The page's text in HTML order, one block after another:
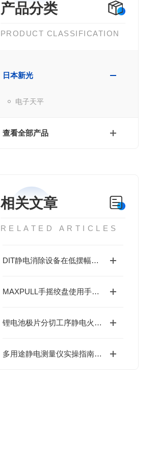
产品分类
PRODUCT CLASSIFICATION
日本新光
电子天平
查看全部产品
相关文章
RELATED ARTICLES
DIT静电消除设备在低摆幅电压下的精度突破
MAXPULL手摇绞盘使用手册深度解析
锂电池极片分切工序静电火花防控：DIT离子风机的防爆安全处理方案
多用途静电测量仪实操指南：几步解锁精准测量，新手也能轻松上手